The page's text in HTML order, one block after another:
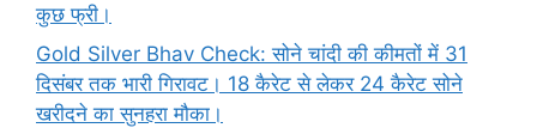
कुछ फ्री।
Gold Silver Bhav Check: सोने चांदी की कीमतों में 31
दिसंबर तक भारी गिरावट। 18 कैरेट से लेकर 24 कैरेट सोने
खरीदने का सुनहरा मौका।